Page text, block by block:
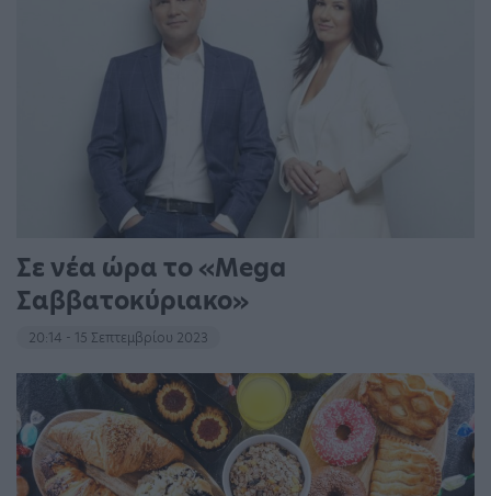
Σε νέα ώρα το «Mega
Σαββατοκύριακο»
20:14 - 15 Σεπτεμβρίου 2023